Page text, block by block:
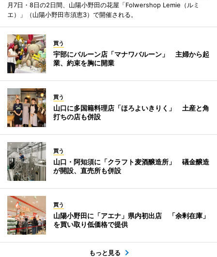
月7日・8日の2日間、山陽小野田の花屋「Folwershop Lemie（ルミ
エ）」（山陽小野田市須恵3）で開催される。
買う
宇部にバルーン店「マナワバルーン」 主婦から起
業、約束を胸に開業
買う
山口に多国籍料理店「ほろよいきりく」 土産と角
打ちの店も併設
買う
山口・阿知須に「クラフト麦酒醸造所」 礒金醸造
が開設、直売所も併設
買う
山陽小野田に「アエナ」県内初出店 「余剰在庫」
を買い取り低価格で提供
もっと見る